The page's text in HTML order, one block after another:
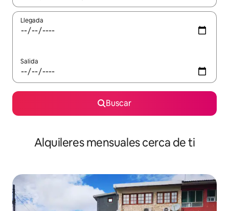
Llegada
Salida
Buscar
Alquileres mensuales cerca de ti